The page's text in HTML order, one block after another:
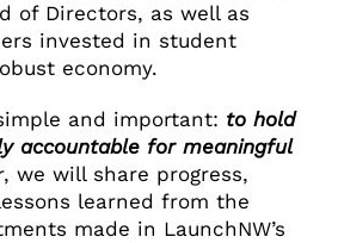
of Directors, as well as
invested in student
economy.
and important: to hold
accountable for meaningful
we will share progress,
learned from the
made in LaunchNW’s